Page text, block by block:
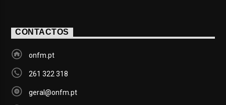
CONTACTOS
onfm.pt
261 322 318
geral@onfm.pt